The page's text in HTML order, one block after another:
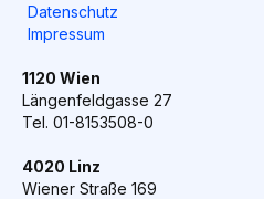
Datenschutz
Impressum
1120 Wien
Längenfeldgasse 27
Tel. 01-8153508-0
4020 Linz
Wiener Straße 169